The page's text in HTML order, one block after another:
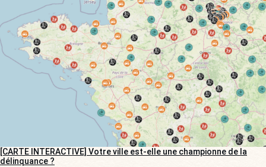
[CARTE INTERACTIVE] Votre ville est-elle une championne de la
délinquance ?